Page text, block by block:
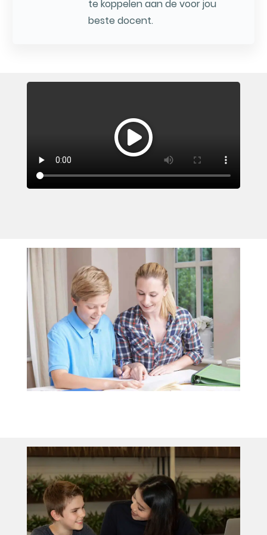
te koppelen aan de voor jou
beste docent.